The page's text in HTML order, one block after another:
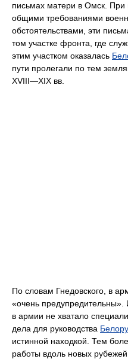
письмах матери в Омск. При
общими требованиями
обстоятельствами, эти
том участке фронта, где
этим участком оказалась
пути пролегали по тем
XVIII—XIX вв.
По словам Гнедовского, в
«очень
в армии не хватало
дела для руководства
истинной находкой. Тем
работы вдоль новых